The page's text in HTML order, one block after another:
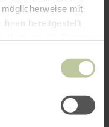
mit
bereitgestellt